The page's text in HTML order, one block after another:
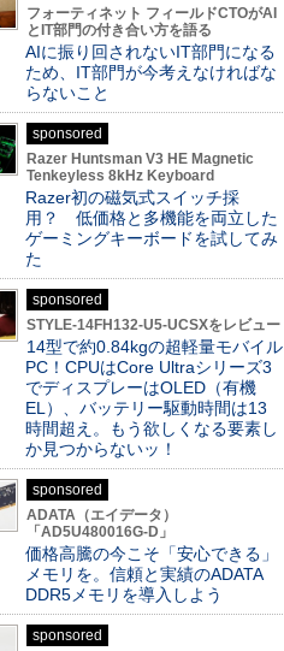
フォーティネット フィールドCTOがAI
とIT部門の付き合い方を語る
AIに振り回されないIT部門になる
ため、IT部門が今考えなければな
らないこと
sponsored
Razer Huntsman V3 HE Magnetic
Tenkeyless 8kHz Keyboard
Razer初の磁気式スイッチ採
用？ 低価格と多機能を両立した
ゲーミングキーボードを試してみ
た
sponsored
STYLE-14FH132-U5-UCSXをレビュー
14型で約0.84kgの超軽量モバイル
PC！CPUはCore Ultraシリーズ3
でディスプレーはOLED（有機
EL）、バッテリー駆動時間は13
時間超え。もう欲しくなる要素し
か見つからないッ！
sponsored
ADATA（エイデータ）
「AD5U480016G-D」
価格高騰の今こそ「安心できる」
メモリを。信頼と実績のADATA
DDR5メモリを導入しよう
sponsored